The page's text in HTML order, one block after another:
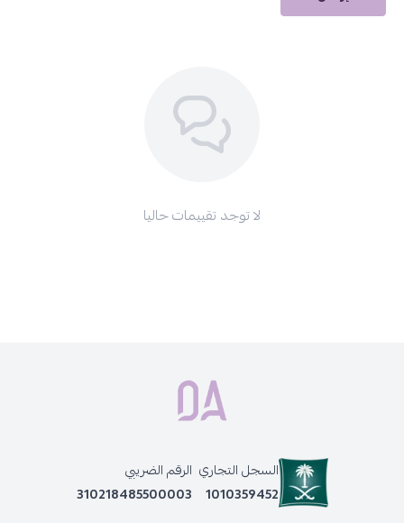
لا توجد تقييمات حاليا
السجل التجاري
1010359452
الرقم الضريبي
310218485500003